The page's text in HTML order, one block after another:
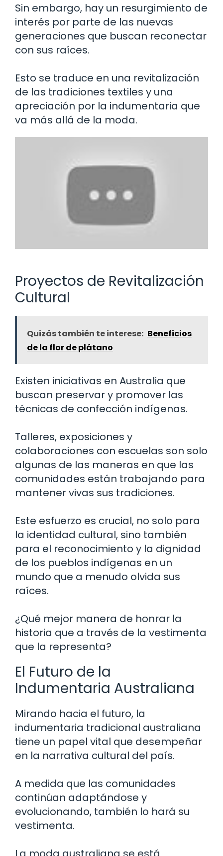
Sin embargo, hay un resurgimiento de
interés por parte de las nuevas
generaciones que buscan reconectar
con sus raíces.
Esto se traduce en una revitalización
de las tradiciones textiles y una
apreciación por la indumentaria que
va más allá de la moda.
Proyectos de Revitalización
Cultural
Quizás también te interese: Beneficios
de la flor de plátano
Existen iniciativas en Australia que
buscan preservar y promover las
técnicas de confección indígenas.
Talleres, exposiciones y
colaboraciones con escuelas son solo
algunas de las maneras en que las
comunidades están trabajando para
mantener vivas sus tradiciones.
Este esfuerzo es crucial, no solo para
la identidad cultural, sino también
para el reconocimiento y la dignidad
de los pueblos indígenas en un
mundo que a menudo olvida sus
raíces.
¿Qué mejor manera de honrar la
historia que a través de la vestimenta
que la representa?
El Futuro de la
Indumentaria Australiana
Mirando hacia el futuro, la
indumentaria tradicional australiana
tiene un papel vital que desempeñar
en la narrativa cultural del país.
A medida que las comunidades
continúan adaptándose y
evolucionando, también lo hará su
vestimenta.